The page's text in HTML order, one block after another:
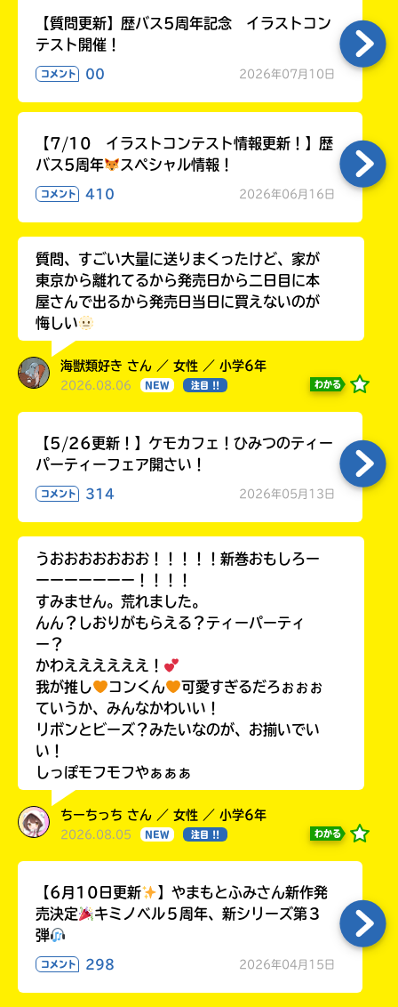
【質問更新】歴バス5周年記念 イラストコン
テスト開催！
コメント 00 2026年07月10日
【7/10 イラストコンテスト情報更新！】歴
バス5周年
スペシャル情報！
コメント 410 2026年06月16日
質問、すごい大量に送りまくったけど、家が
東京から離れてるから発売日から二日目に本
屋さんで出るから発売日当日に買えないのが
悔しい
海獣類好き さん ／ 女性 ／ 小学6年
2026.08.06 NEW 注目 !! わかる
【5/26更新！】ケモカフェ！ひみつのティー
パーティーフェア開さい！
コメント 314 2026年05月13日
うおおおおおおお！！！！！新巻おもしろー
ーーーーーーー！！！！
すみません。荒れました。
んん？しおりがもらえる？ティーパーティ
ー？
かわええええええ！
我が推し
コンくん
可愛すぎるだろぉぉぉ
ていうか、みんなかわいい！
リボンとビーズ？みたいなのが、お揃いでい
い！
しっぽモフモフやぁぁぁ
ちーちっち さん ／ 女性 ／ 小学6年
2026.08.05 NEW 注目 !! わかる
【6月10日更新
】やまもとふみさん新作発
売決定
キミノベル５周年、新シリーズ第３
弾
コメント 298 2026年04月15日